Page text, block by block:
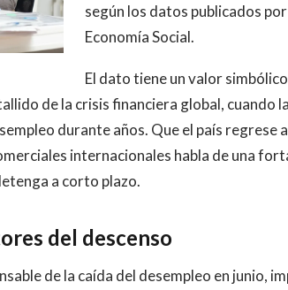
según los datos publicados
Economía Social.
El dato tiene un valor
de la crisis financiera global, cuando
durante años. Que el país regrese
internacionales habla de una
a corto plazo.
del descenso
de la caída del desempleo en junio,